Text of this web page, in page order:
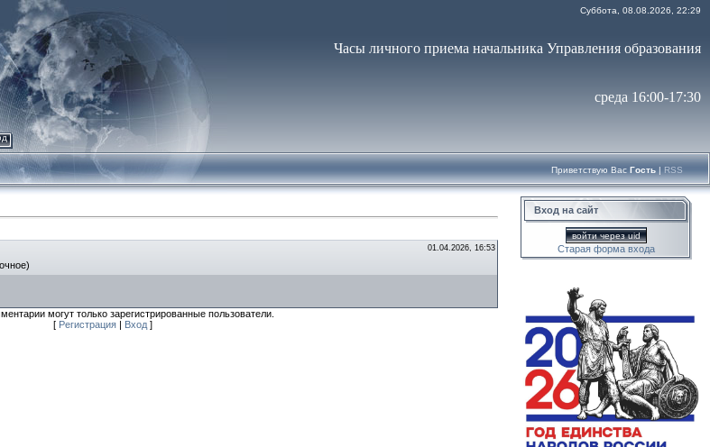
Суббота, 08.08.2026, 22:29
Часы личного приема начальника Управления образования
среда 16:00-17:30
Приветствую Вас Гость | RSS
01.04.2026, 16:53
могут только зарегистрированные пользователи.
[ Регистрация | Вход ]
Вход на сайт
войти через uid
Старая форма входа